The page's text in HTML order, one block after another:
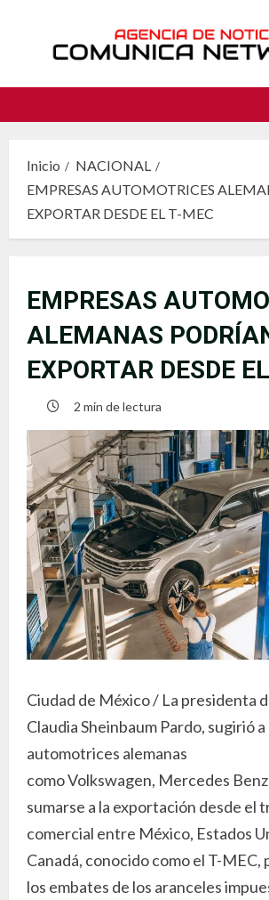
contenido
Inicio
NACIONAL
EMPRESAS AUTOMOTRICES
EXPORTAR DESDE EL T-MEC
EMPRESAS
ALEMANAS
EXPORTAR DESDE
2 min de lectura
Ciudad de México / La presidenta
Claudia Sheinbaum Pardo, sugirió
automotrices alemanas
como Volkswagen, Mercedes
sumarse a la exportación desde el
comercial entre México, Estados
Canadá, conocido como el T-MEC,
los embates de los aranceles